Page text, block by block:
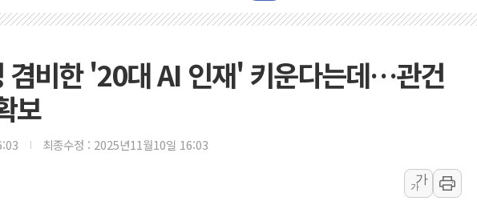
'월가의 황제' 다이먼 "금융시장 레
김정관 산업부 장관 "주 52시간 손봐
해군 1함대 창설 80주년…지역과 함께
주한미군 "오산기지 누출, 백린 아닌
겸비한 '20대 AI 인재' 키운다는데…관건
보
최종수정 : 2025년11월10일 16:03
가
가